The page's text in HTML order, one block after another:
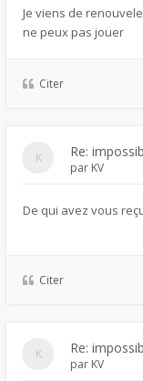
Je viens de
ne peux pas jouer
Citer
Re:
par KV
De qui avez vous
Citer
Re:
par KV